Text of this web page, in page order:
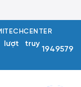
lượt truy
1949579